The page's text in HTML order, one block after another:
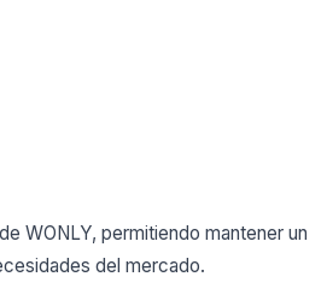
WONLY, permitiendo mantener un
del mercado.